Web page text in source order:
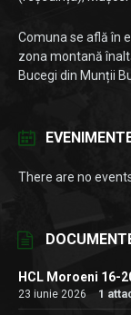
Comuna se află în
zona montană
Bucegi din Munții
There are no
HCL Moroeni 16-
23 iunie 2026 1